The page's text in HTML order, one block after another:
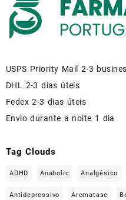
USPS Priority Mail 2-3
DHL 2-3 dias úteis
Fedex 2-3 dias úteis
Envio durante a noite 1 dia
Tag Clouds
ADHD Anabolic Analgésico
Antidepressivo Aromatase